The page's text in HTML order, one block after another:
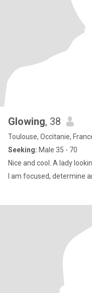
Glowing, 38
Toulouse, Occitanie,
Seeking: Male 35 - 70
Nice and cool. A lady
I am focused, determine